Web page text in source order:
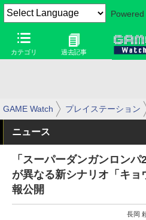
Powered
カテゴリ 過去記事
GAME Watch プレイステーション
ニュース
「スーパーダンガンロン
が異なる新シナリオ「キョ
報公開
長岡